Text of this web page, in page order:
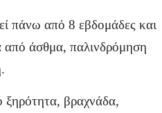
πάνω από 8 εβδομάδες και
από άσθμα, παλινδρόμηση
ξηρότητα, βραχνάδα,